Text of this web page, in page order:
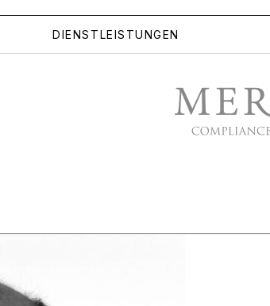
DIENSTLEISTUNGEN